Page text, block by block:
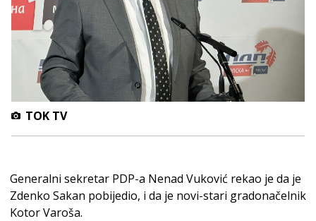
TOK TV
Generalni sekretar PDP-a Nenad Vuković rekao je da je
Zdenko Sakan pobijedio, i da je novi-stari gradonačelnik
Kotor Varoša.